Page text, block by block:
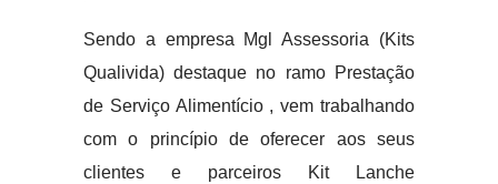
Sendo a empresa Mgl Assessoria (Kits
Qualivida) destaque no ramo Prestação
de Serviço Alimentício , vem trabalhando
com o princípio de oferecer aos seus
clientes e parceiros Kit Lanche